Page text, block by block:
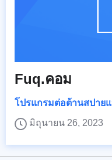
Fuq.คอม
โปรแกรมต่อต้านสปาย
มิถุนายน 26, 2023